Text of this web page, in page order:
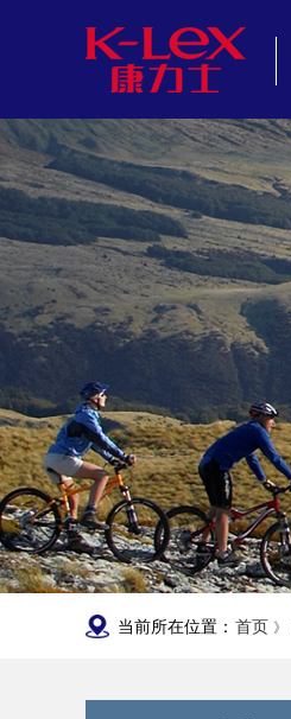
当前所在位置： 首页 》